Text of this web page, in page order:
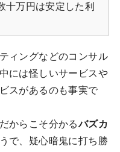
十万円は安定した利
ィングなどのコンサル
には怪しいサービスや
スがあるのも事実で
からこそ分かるバズカ
で、疑心暗鬼に打ち勝